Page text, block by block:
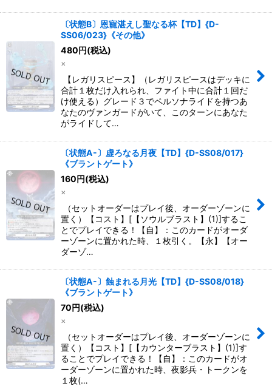
〔状態B〕恩寵湛えし聖なる杯【TD】{D-
SS06/023}《その他》
480円(税込)
×
【レガリスピース】（レガリスピースはデッキに
合計１枚だけ入れられ、ファイト中に合計１回だ
け使える）グレード３でペルソナライドを持つあ
なたのヴァンガードがいて、このターンにあなた
がライドして…
〔状態A-〕虚ろなる月夜【TD】{D-SS08/017}
《ブラントゲート》
160円(税込)
×
（セットオーダーはプレイ後、オーダーゾーンに
置く）【コスト】[【ソウルブラスト】(1)]するこ
とでプレイできる！【自】：このカードがオーダ
ーゾーンに置かれた時、１枚引く。【永】【オー
ダーゾ…
〔状態A-〕蝕まれる月光【TD】{D-SS08/018}
《ブラントゲート》
70円(税込)
×
（セットオーダーはプレイ後、オーダーゾーンに
置く）【コスト】[【カウンターブラスト】(1)]す
ることでプレイできる！【自】：このカードがオ
ーダーゾーンに置かれた時、夜影兵・トークンを
１枚(…